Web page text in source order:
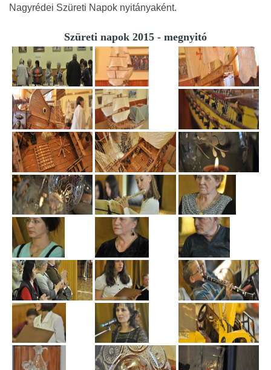
Nagyrédei Szüreti Napok nyitányaként.
Szüreti napok 2015 - megnyitó